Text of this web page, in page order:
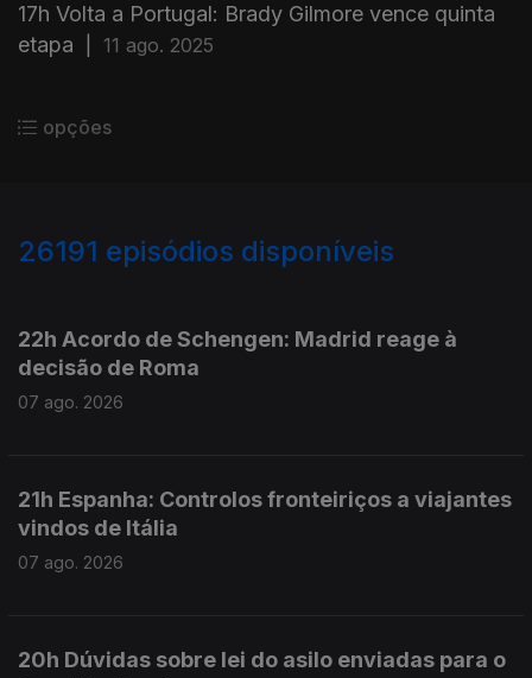
17h Volta a Portugal: Brady Gilmore vence quinta
etapa
11 ago. 2025
opções
26191 episódios disponíveis
22h Acordo de Schengen: Madrid reage à
decisão de Roma
07 ago. 2026
21h Espanha: Controlos fronteiriços a viajantes
vindos de Itália
07 ago. 2026
20h Dúvidas sobre lei do asilo enviadas para o